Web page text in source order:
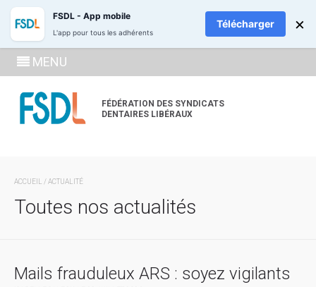
FÉDÉRATION DES SYNDICATS
DENTAIRES LIBÉRAUX
ADHÉREZ
MENU
ACCUEIL / ACTUALITÉ
Toutes nos actualités
Mails frauduleux ARS : soyez vigilants
FSDL - App mobile
L'app pour tous les adhérents
Télécharger ×